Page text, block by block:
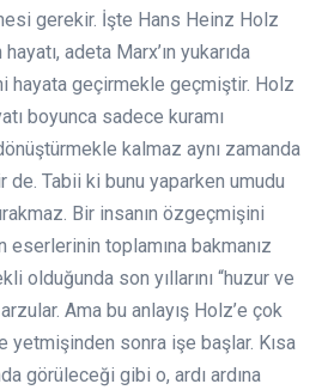
gerekir. İşte Hans Heinz Holz
adeta Marx’ın yukarıda
hayata geçirmekle geçmiştir. Holz
boyunca sadece kuramı
kalmaz aynı zamanda
Tabii ki bunu yaparken umudu
Bir insanın özgeçmişini
eserlerinin toplamına bakmanız
olduğunda son yıllarını “huzur ve
Ama bu anlayış Holz’e çok
yetmişinden sonra işe başlar. Kısa
görüleceği gibi o, ardı ardına